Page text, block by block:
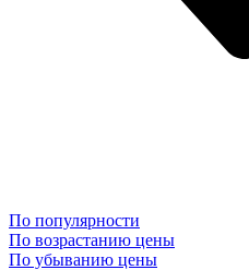
По популярности
По возрастанию цены
По убыванию цены